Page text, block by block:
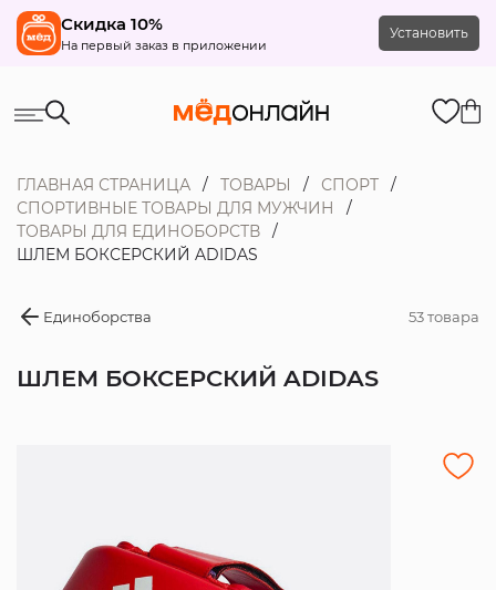
Скидка 10%
На первый заказ в приложении
Установить
ГЛАВНАЯ СТРАНИЦА ТОВАРЫ
СПОРТ
СПОРТИВНЫЕ ТОВАРЫ ДЛЯ МУЖЧИН
ТОВАРЫ ДЛЯ ЕДИНОБОРСТВ
ШЛЕМ БОКСЕРСКИЙ ADIDAS
Единоборства 53 товара
ШЛЕМ БОКСЕРСКИЙ ADIDAS